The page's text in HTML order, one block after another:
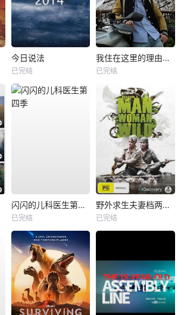
今日说法
已完结
我住在这里的理由第一季
已完结
闪闪的儿科医生第四季
已完结
野外求生夫妻档两季全
已完结